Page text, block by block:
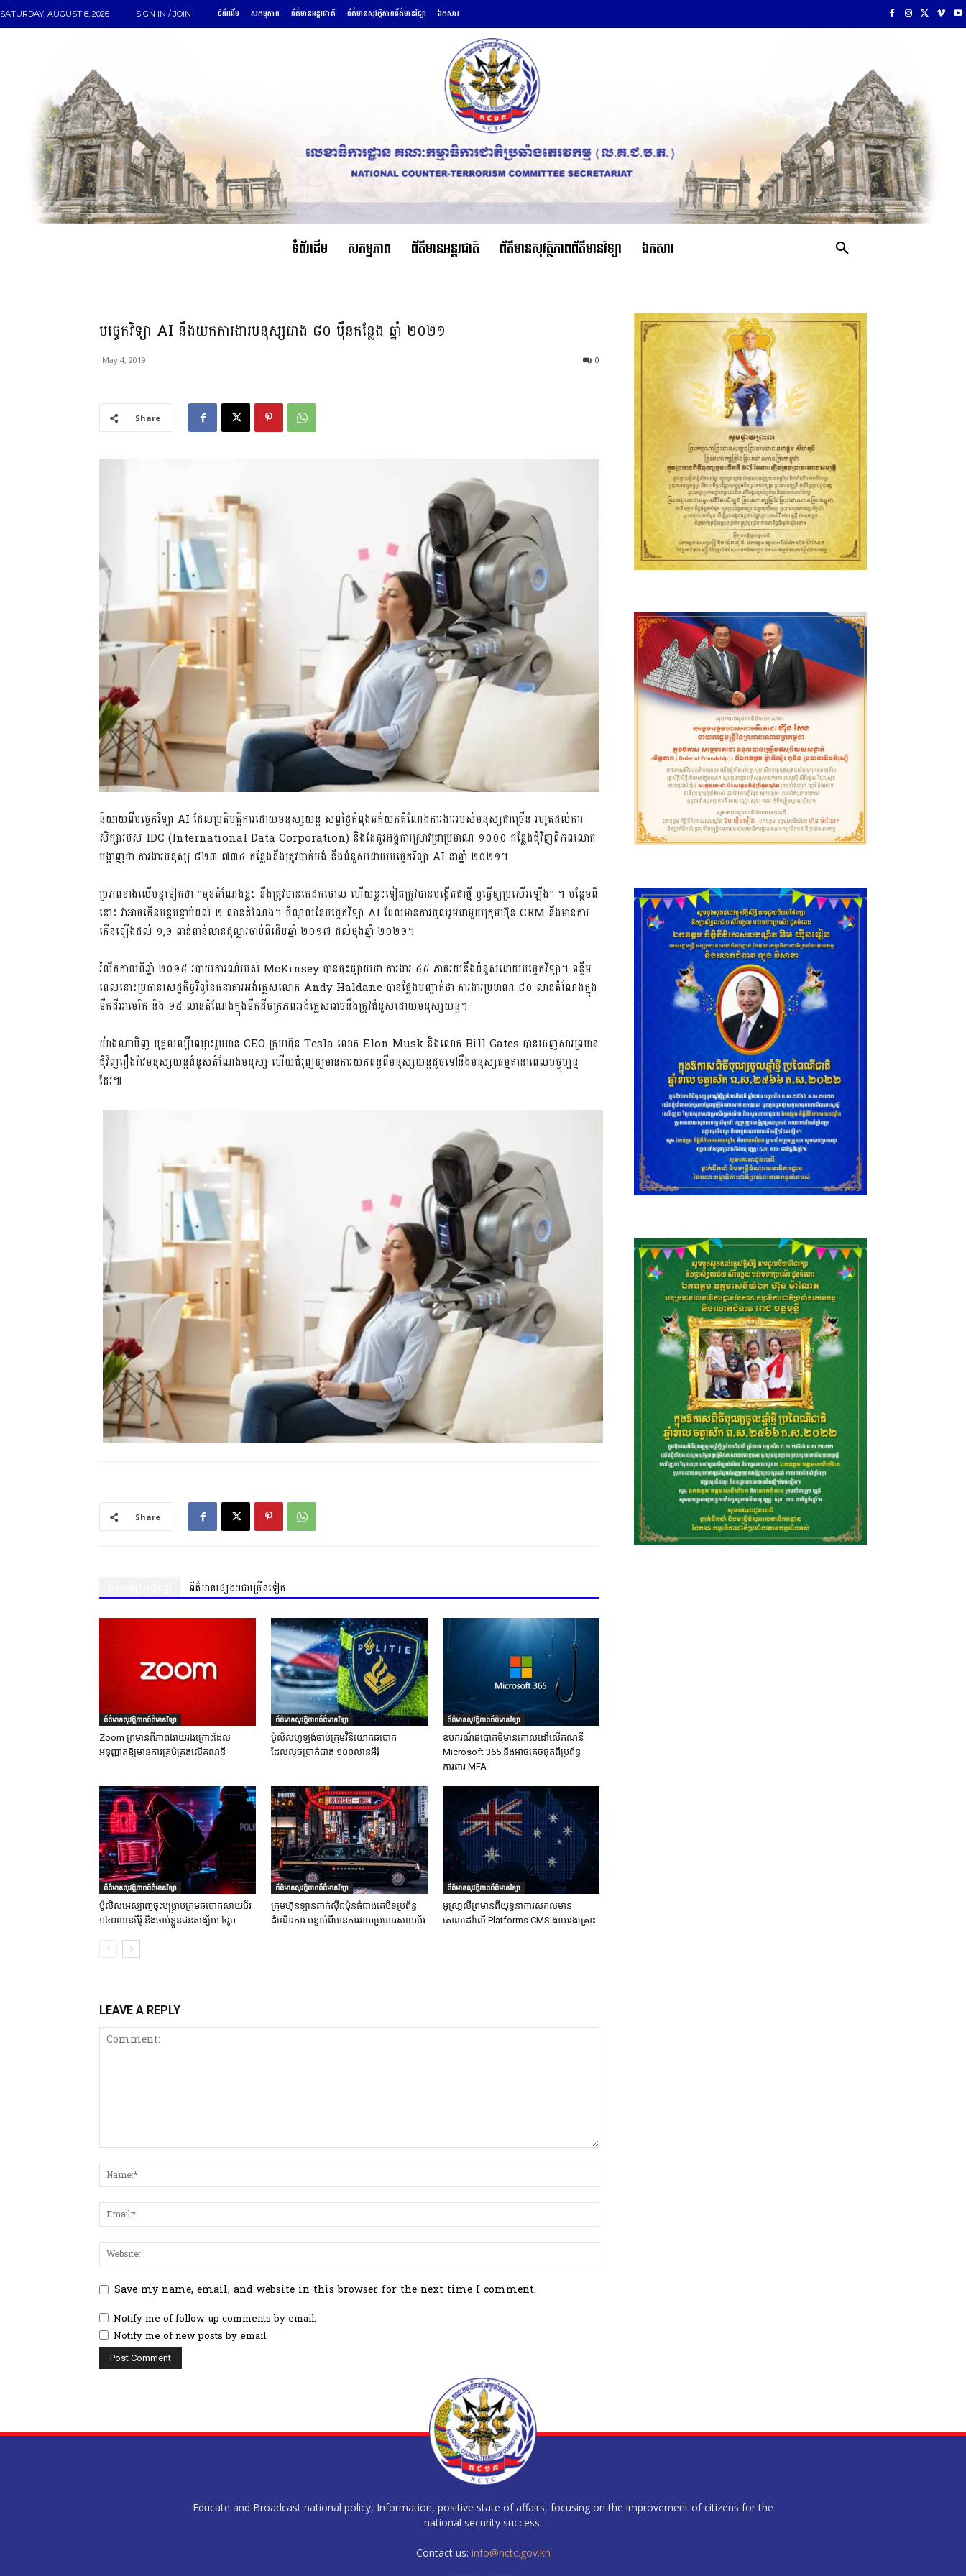
SATURDAY, AUGUST 8, 2026 SIGN IN / JOIN ទំព័រដើម សកម្មភាព ព័ត៌មានអន្តរជាតិ ព័ត៌មានសុវត្ថិភាពព័ត៌មានវិទ្យា ឯកសារ
ទំព័រដើម សកម្មភាព ព័ត៌មានអន្តរជាតិ ព័ត៌មានសុវត្ថិភាពព័ត៌មានវិទ្យា ឯកសារ
​បច្ចេកវិទ្យា​ ​AI​ ​នឹង​យក​ការងារ​មនុស្ស​ជាង​ ​៨០​ ​ម៉ឺន​កន្លែង ឆ្នាំ​ ​២០២១​
May 4, 2019 0
Share
និយាយ​ពី​បច្ចេកវិទ្យា​ ​AI​ ​ដែល​ប្រតិបត្តិការ​ដោយ​មនុស្សយន្ត​ ​សព្វថ្ងៃ​កំពុង​ឆក់​យក​តំណែង​ការងារ​របស់​មនុស្ស​ជា​ច្រើន​ ​រហូត​ដល់​ការ​
សិក្សា​របស់​ ​IDC​ ​(International Data Corporation)​ ​និង​ដៃ​គូរ​អង្គការ​ស្រាវជ្រា​ប្រមាណ​ ​១០០០​ ​កន្លែង​ជុំវិញ​ពិភពលោក​ ​
បង្ហាញ​ថា​ ​ការងារ​មនុស្ស​ ​៨២៣ ៧៣៤​ ​កន្លែង​នឹង​ត្រូវ​បាត់បង់​ ​នឹង​ជំនួស​ដោយ​បច្ចេកវិទ្យា​ ​AI​ ​នា​ឆ្នាំ​ ​២០២១។
ប្រភព​ខាង​លើ​បន្ត​ទៀត​ថា​ ​”មុខ​តំណែង​ខ្លះ​ ​នឹង​ត្រូវ​បាន​គេ​ដក​ចោល​ ​ហើយ​ខ្លះ​ទៀត​ត្រូវ​បាន​បង្កើត​ជា​ថ្មី​ ​ឫ​ធ្វើ​ឲ្យ​ប្រសើរ​ឡើង” ។ បន្ថែម​ពី​
នោះ​ ​វា​អាច​កើន​បន្ត​បន្ទាប់​​ដល់​ ​២​ ​លាន​តំណែង​។ ចំណូល​នៃ​បច្ចេកវិទ្យា​ ​AI​ ​ដែល​មាន​ការចូលរួម​ជាមួយ​ក្រុមហ៊ុន​ ​CRM​ ​នឹង​មាន​ការ​
កើន​ឡើង​ដល់​ ​១,១​ ​ពាន់​ពាន់​លាន​ដុល្លារ​ចាប់​ពី​ដើម​ឆ្នាំ​ ​២០១៧​ ​ដល់​ចុង​ឆ្នាំ​ ​២០២១។
រំលឹក​កាល​ពី​ឆ្នាំ​ ​២០១៥​ ​របាយការណ៍​របស់​ ​McKinsey​ ​បាន​ចុះ​ផ្សាយ​ថា​ ​ការងារ​ ​៤៥​ ​ភាគរយ​នឹង​ជំនួស​ដោយ​បច្ចេកវិទ្យា។​ ​ទន្ទឹម​
ពេល​នោះ​ប្រធាន​សេដ្ឋកិច្ច​វិទូ​​នៃ​ធនាគារ​អង់គ្លេស​លោក​ ​Andy Haldane​ ​បាន​ថ្លែង​បញ្ជាក់​ថា​ ​ការងារ​ប្រមាណ​ ​៨០​ ​លាន​តំណែង​ក្នុង​
ទឹកដី​អាមេរិក​ ​និង​ ​១៥​ ​លាន​តំណែង​ក្នុង​ទឹកដី​ចក្រភព​អង់គ្លេស​អាច​នឹង​ត្រូវ​ជំនួស​ដោយ​មនុស្សយន្ត។
យ៉ាងណាមិញ​ ​បុគ្គល​ល្បី​ឈ្មោះ​រួម​មាន​ ​CEO​ ​ក្រុមហ៊ុន​ ​Tesla​ ​លោក​ ​Elon Musk​ ​និង​លោក​ ​Bill Gates បាន​ចេញ​សារ​ព្រមាន​
ជុំវិញ​រឿងរ៉ាវ​មនុស្សយន្ត​ជំនួស​តំណែង​មនុស្ស​ ​ហើយ​ជំរុញ​ឲ្យ​មាន​ការ​យក​ពន្ធ​ពី​មនុស្សយន្ត​ដូច​ទៅ​នឹង​មនុស្ស​ធម្មតា​នា​ពេល​បច្ចុប្បន្ន​
ដែរ៕
Share
ព័ត៌មានផ្សេងៗជាច្រើនទៀត
ព័ត៌មានសុវត្ថិភាពព័ត៌មានវិទ្យា
Zoom ព្រមានពីភាពងាយរងគ្រោះដែល
អនុញ្ញាតឱ្យមានការគ្រប់គ្រងលើគណនី
ព័ត៌មានសុវត្ថិភាពព័ត៌មានវិទ្យា
ប៉ូលិសហូឡង់ចាប់ក្រុមវិនិយោគឆបោក
ដែលលួចប្រាក់ជាង ១០០លានអឺរ៉ូ
ព័ត៌មានសុវត្ថិភាពព័ត៌មានវិទ្យា
ឧបករណ៍ឆបោកថ្មីមានគោលដៅលើគណនី
Microsoft 365 និងអាចគេចផុតពីប្រព័ន្ធ
ការពារ MFA
ព័ត៌មានសុវត្ថិភាពព័ត៌មានវិទ្យា
ប៉ូលិសអេស្បាញចុះបង្រ្កាបក្រុមឆបោកសាយប័រ
១៤០លានអឺរ៉ូ និងចាប់ខ្លួនជនសង្ស័យ ៤រូប
ព័ត៌មានសុវត្ថិភាពព័ត៌មានវិទ្យា
ក្រុមហ៊ុនឡានតាក់ស៊ីជប៉ុនធំជាងគេបិទប្រព័ន្ធ
ដំណើរការ បន្ទាប់ពីមានការវាយប្រហារសាយប័រ
ព័ត៌មានសុវត្ថិភាពព័ត៌មានវិទ្យា
អូស្រា្តលីព្រមានពីយុទ្ធនាការសកលមាន
គោលដៅលើ Platforms CMS ងាយរងគ្រោះ
LEAVE A REPLY
Save my name, email, and website in this browser for the next time I comment.
Notify me of follow-up comments by email.
Notify me of new posts by email.
Educate and Broadcast national policy, Information, positive state of affairs, focusing on the improvement of citizens for the
national security success.
Contact us: info@nctc.gov.kh